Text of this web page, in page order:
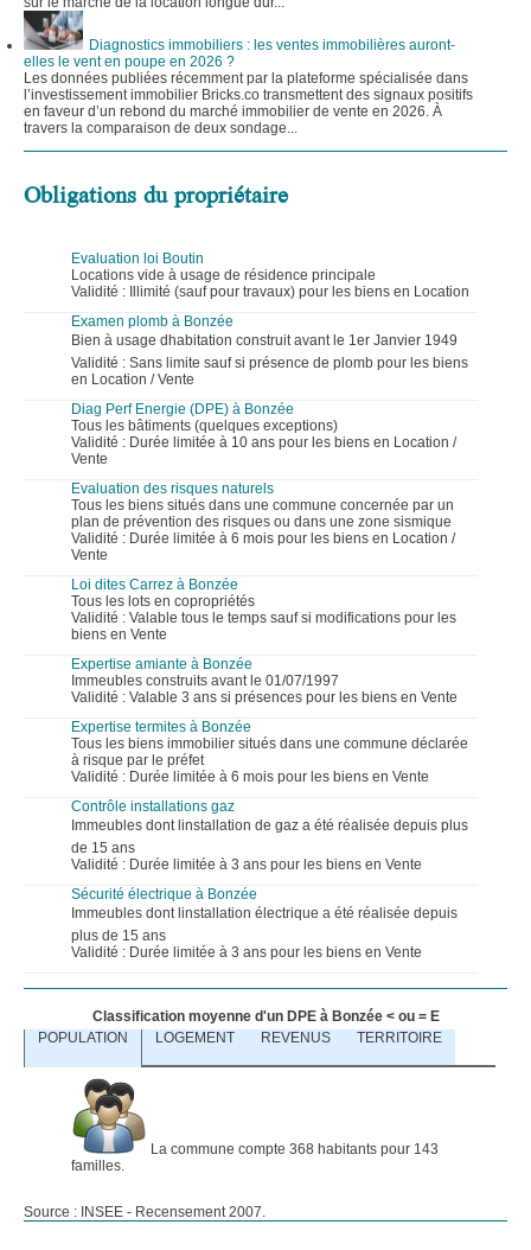
Diagnostics immobiliers : les ventes immobilières auront-
elles le vent en poupe en 2026 ?
Les données publiées récemment par la plateforme spécialisée dans
l’investissement immobilier Bricks.co transmettent des signaux positifs
en faveur d’un rebond du marché immobilier de vente en 2026. À
travers la comparaison de deux sondage...
Obligations du propriétaire
Evaluation loi Boutin
Locations vide à usage de résidence principale
Validité : Illimité (sauf pour travaux) pour les biens en Location
Examen plomb à Bonzée
Bien à usage dhabitation construit avant le 1er Janvier 1949
Validité : Sans limite sauf si présence de plomb pour les biens
en Location / Vente
Diag Perf Energie (DPE) à Bonzée
Tous les bâtiments (quelques exceptions)
Validité : Durée limitée à 10 ans pour les biens en Location /
Vente
Evaluation des risques naturels
Tous les biens situés dans une commune concernée par un
plan de prévention des risques ou dans une zone sismique
Validité : Durée limitée à 6 mois pour les biens en Location /
Vente
Loi dites Carrez à Bonzée
Tous les lots en copropriétés
Validité : Valable tous le temps sauf si modifications pour les
biens en Vente
Expertise amiante à Bonzée
Immeubles construits avant le 01/07/1997
Validité : Valable 3 ans si présences pour les biens en Vente
Expertise termites à Bonzée
Tous les biens immobilier situés dans une commune déclarée
à risque par le préfet
Validité : Durée limitée à 6 mois pour les biens en Vente
Contrôle installations gaz
Immeubles dont linstallation de gaz a été réalisée depuis plus
de 15 ans
Validité : Durée limitée à 3 ans pour les biens en Vente
Sécurité électrique à Bonzée
Immeubles dont linstallation électrique a été réalisée depuis
plus de 15 ans
Validité : Durée limitée à 3 ans pour les biens en Vente
Classification moyenne d'un DPE à Bonzée < ou = E
POPULATION
LOGEMENT REVENUS TERRITOIRE
La commune compte 368 habitants pour 143
familles.
Source : INSEE - Recensement 2007.